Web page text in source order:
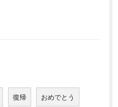
復帰 おめでとう